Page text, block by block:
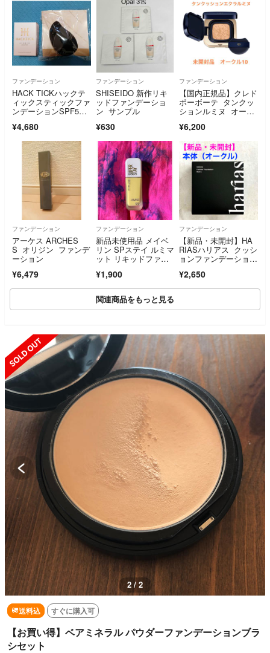
ファンデーション
HACK TICKハックテ
ィックスティックファ
ンデーションSPF5
イト（リニューアル）
しずく型スポンジ付
¥4,680
ファンデーション
SHISEIDO 新作リキ
ッドファンデーショ
ン サンプル
¥630
ファンデーション
【国内正規品】クレド
ポーボーテ タンクッ
ションルミヌ オーク
¥6,200
ファンデーション
アーケス ARCHES
S オリジン ファンデ
ーション
¥6,479
ファンデーション
新品未使用品 メイベ
リン SPステイ ルミマ
ット リキッドファン
¥1,900
ファンデーション
【新品・未開封】HA
RIASハリアス クッシ
ョンファンデーション
¥2,650
関連商品をもっと見る
SOLD OUT
2 / 2
送料込 すぐに購入可
【お買い得】ベアミネラル パウダーファンデーションブラ
シセット